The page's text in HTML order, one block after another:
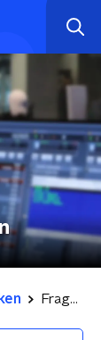
Fragmenten